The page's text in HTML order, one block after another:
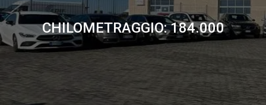
CHILOMETRAGGIO: 184.000